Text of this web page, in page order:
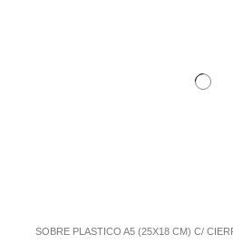
SOBRE PLASTICO A5 (25X18 CM) C/